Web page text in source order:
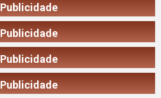
Publicidade
Publicidade
Publicidade
Publicidade